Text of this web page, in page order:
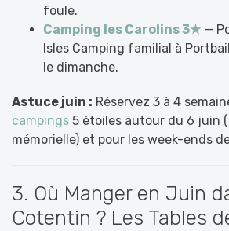
foule.
Camping les Carolins 3★ —
Isles Camping familial à
le dimanche.
Astuce juin : Réservez 3 à 4
campings 5 étoiles autour du 6 juin
mémorielle) et pour les week-ends
3. Où Manger en Juin
Cotentin ? Les Tables